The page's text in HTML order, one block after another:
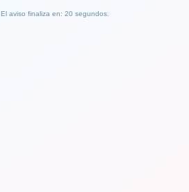
El aviso finaliza en: 19 segundos.